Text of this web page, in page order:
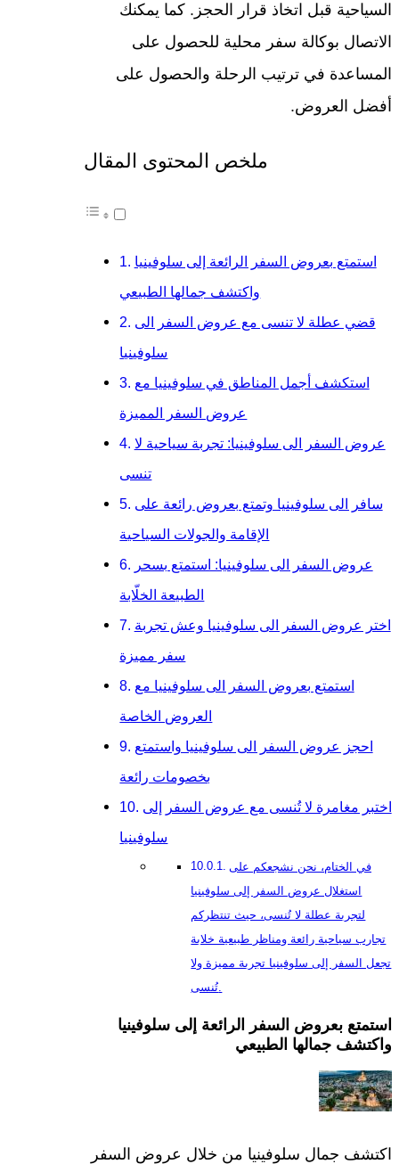
السياحية قبل اتخاذ قرار الحجز. كما يمكنك
الاتصال بوكالة سفر محلية للحصول على
المساعدة في ترتيب الرحلة والحصول على
أفضل العروض.
ملخص المحتوى المقال
استمتع بعروض السفر الرائعة إلى سلوفينيا
واكتشف جمالها الطبيعي
قضي عطلة لا تنسى مع عروض السفر الى
سلوفينيا
استكشف أجمل المناطق في سلوفينيا مع
عروض السفر المميزة
عروض السفر الى سلوفينيا: تجربة سياحية لا
تنسى
سافر الى سلوفينيا وتمتع بعروض رائعة على
الإقامة والجولات السياحية
عروض السفر الى سلوفينيا: استمتع بسحر
الطبيعة الخلّابة
اختر عروض السفر الى سلوفينيا وعش تجربة
سفر مميزة
استمتع بعروض السفر الى سلوفينيا مع
العروض الخاصة
احجز عروض السفر الى سلوفينيا واستمتع
بخصومات رائعة
اختبر مغامرة لا تُنسى مع عروض السفر إلى
سلوفينيا
في الختام، نحن نشجعكم على
استغلال عروض السفر إلى سلوفينيا
لتجربة عطلة لا تُنسى، حيث تنتظركم
تجارب سياحية رائعة ومناظر طبيعية خلابة
تجعل السفر إلى سلوفينيا تجربة مميزة ولا
تُنسى.
استمتع بعروض السفر الرائعة إلى سلوفينيا
واكتشف جمالها الطبيعي
اكتشف جمال سلوفينيا من خلال عروض السفر